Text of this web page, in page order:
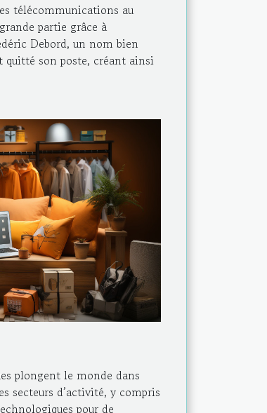
télécommunications au
partie grâce à
Debord, un nom bien
quitté son poste, créant ainsi
plongent le monde dans
secteurs d’activité, y compris
pour de